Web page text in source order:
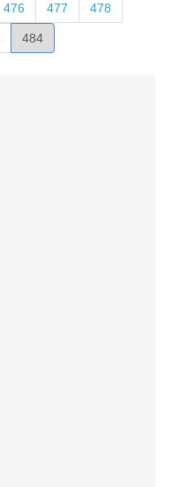
476 477 478
484